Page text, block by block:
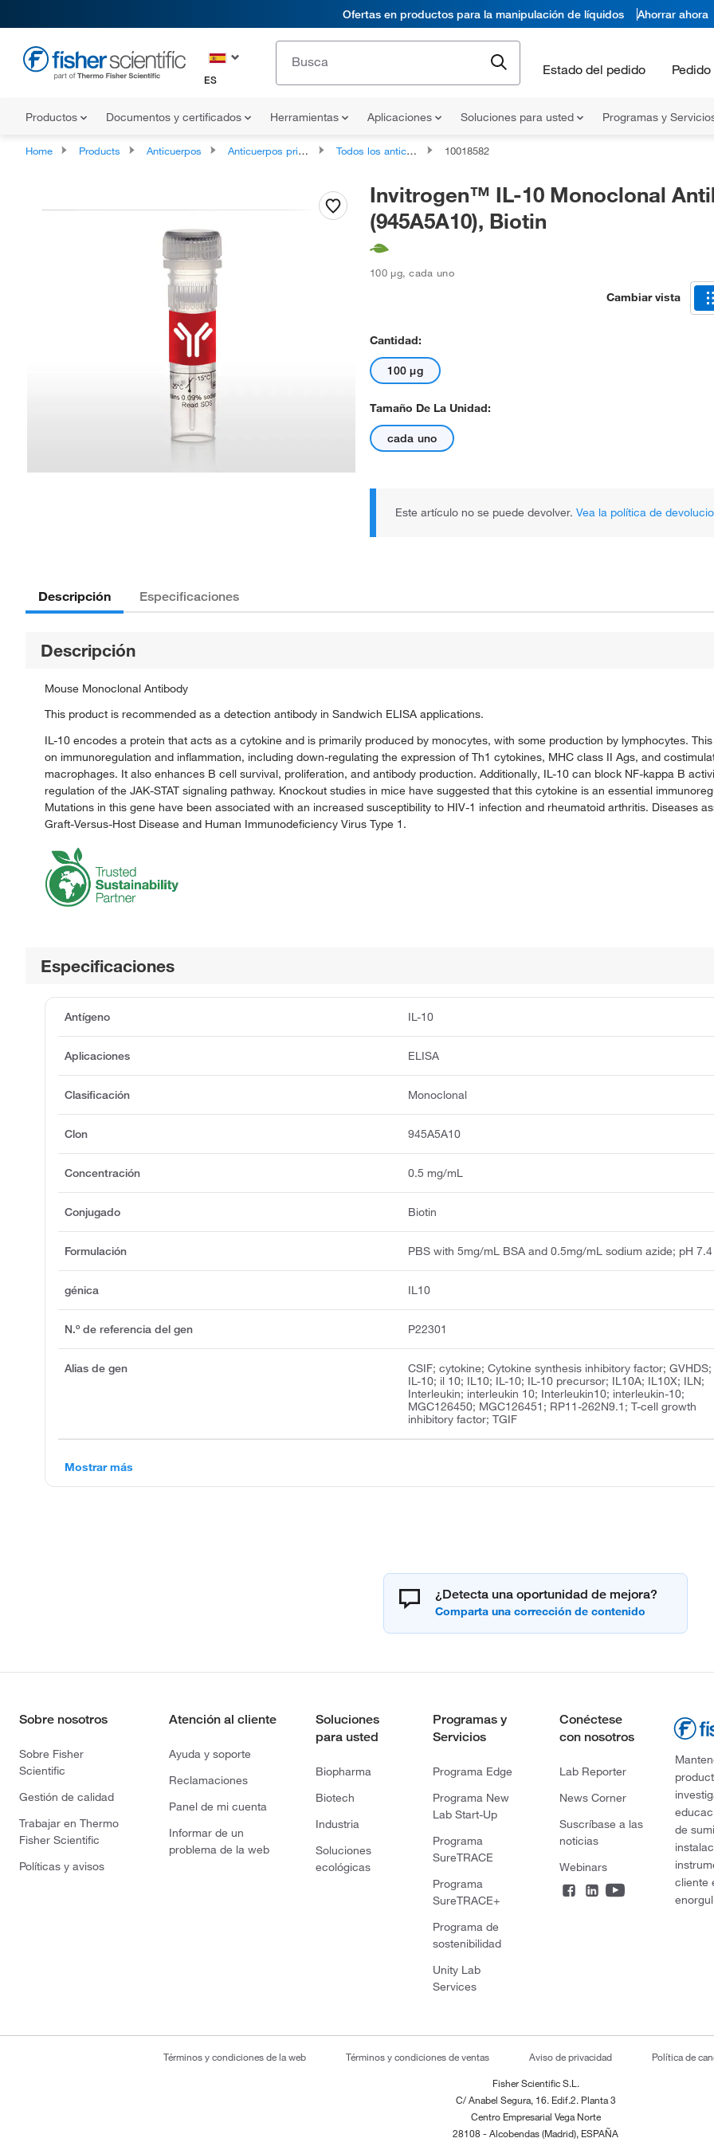
Ofertas en productos para la manipulación de líquidos Ahorrar ahora
ES
Estado del pedido
Productos Documentos y certificados Herramientas Aplicaciones Soluciones para usted Programas y
Home Products Anticuerpos Anticuerpos primarios Todos los anticuerpos primarios 10018582
Invitrogen™ IL-10 Monoclonal
(945A5A10), Biotin
100 μg,cada uno
Cambiar vista
Cantidad:
100 μg
Tamaño De La Unidad:
cada uno
Este artículo no se puede devolver. Vea la política de
Descripción Especificaciones
Descripción
Mouse Monoclonal Antibody
This product is recommended as a detection antibody in Sandwich ELISA applications.
IL-10 encodes a protein that acts as a cytokine and is primarily produced by monocytes, with some production by lymphocytes.
on immunoregulation and inflammation, including down-regulating the expression of Th1 cytokines, MHC class II Ags, and
macrophages. It also enhances B cell survival, proliferation, and antibody production. Additionally, IL-10 can block NF-kappa B
regulation of the JAK-STAT signaling pathway. Knockout studies in mice have suggested that this cytokine is an essential
Mutations in this gene have been associated with an increased susceptibility to HIV-1 infection and rheumatoid arthritis. Diseases
Graft-Versus-Host Disease and Human Immunodeficiency Virus Type 1.
Especificaciones
Antígeno IL-10
Aplicaciones ELISA
Clasificación Monoclonal
Clon 945A5A10
Concentración 0.5 mg/mL
Conjugado Biotin
Formulación PBS with 5mg/mL BSA and 0.5mg/mL sodium azide; pH 7.4
génica IL10
N.º de referencia del gen P22301
Alias de gen
CSIF; cytokine; Cytokine synthesis inhibitory factor;
IL-10; il 10; IL10; IL-10; IL-10 precursor; IL10A; IL10X; ILN;
Interleukin; interleukin 10; Interleukin10; interleukin-10;
MGC126450; MGC126451; RP11-262N9.1; T-cell growth
inhibitory factor; TGIF
Mostrar más
¿Detecta una oportunidad de mejora?
Sobre nosotros
Sobre Fisher
Scientific
Gestión de calidad
Trabajar en Thermo
Fisher Scientific
Políticas y avisos
Atención al cliente
Ayuda y soporte
Reclamaciones
Panel de mi cuenta
Informar de un
problema de la web
Soluciones
para usted
Biopharma
Biotech
Industria
Soluciones
ecológicas
Programas y
Servicios
Programa Edge
Programa New
Lab Start-Up
Programa
SureTRACE
Programa
SureTRACE+
Programa de
sostenibilidad
Unity Lab
Services
Conéctese
con nosotros
Lab Reporter
News Corner
Suscríbase a las
noticias
Webinars
de
cliente
Términos y condiciones de la web Términos y condiciones de ventas Aviso de privacidad Política de
Fisher Scientific S.L.
C/ Anabel Segura, 16. Edif.2. Planta 3
Centro Empresarial Vega Norte
28108 - Alcobendas (Madrid), ESPAÑA